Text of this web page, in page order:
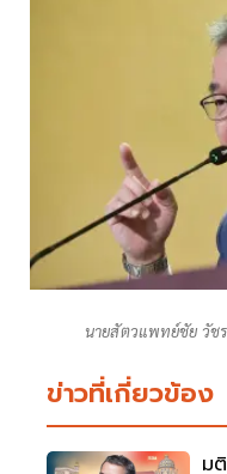
นายสัตวแพทย์ชัย วัช
ข่าวที่เกี่ยวข้อง
ม